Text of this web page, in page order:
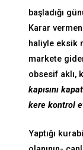
başladığı
Karar
haliyle eksik
markete
obsesif aklı,
kapısını
kere kontrol
Yaptığı